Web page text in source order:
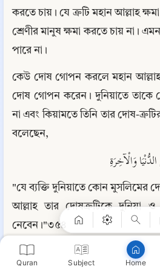
Quran Subject Home
করতে চায়। যে ত্রুটি মহান আল্লাহ
শ্রেণীর মানুষ ক্ষমা করতে চায় না।
পারে না।
কেউ দোষ গোপন করলে মহান
দোষ গোপন করেন। দুনিয়াতে তাকে
না এবং কিয়ামতে তিনি তার দোষ-
বলেছেন,
وَالْآخِرَةِ
"যে ব্যক্তি দুনিয়াতে কোন মুসলিমের
আল্লাহ তার দোষত্রুটিকে দুনিয়া
নেবেন।"৩৫৪